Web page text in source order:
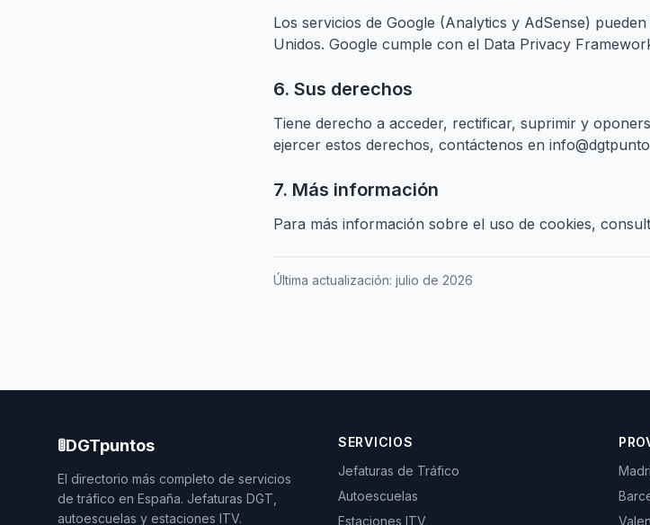
Los servicios de Google (Analytics y AdSense)
Unidos. Google cumple con el Data Privacy
6. Sus derechos
Tiene derecho a acceder, rectificar, suprimir y
ejercer estos derechos, contáctenos en
7. Más información
Para más información sobre el uso de cookies,
Última actualización: julio de 2026
🚦DGTpuntos
El directorio más completo de servicios
de tráfico en España. Jefaturas DGT,
autoescuelas y estaciones ITV.
SERVICIOS
Jefaturas de Tráfico
Autoescuelas
Estaciones ITV